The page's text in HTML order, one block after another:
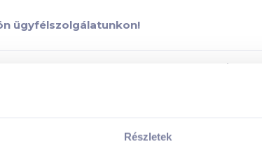
Részletek
ügyfélszolgálatunkon!
0,75 l vörösbor termék összetevői: